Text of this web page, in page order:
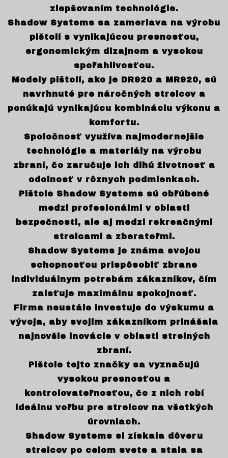
zlepšovaním technológie.
Shadow Systems sa zameriava na výrobu
pištolí s vynikajúcou presnosťou,
ergonomickým dizajnom a vysokou
spoľahlivosťou.
Modely pištolí, ako je DR920 a MR920, sú
navrhnuté pre náročných strelcov a
ponúkajú vynikajúcu kombináciu výkonu a
komfortu.
Spoločnosť využíva najmodernejšie
technológie a materiály na výrobu
zbraní, čo zaručuje ich dlhú životnosť a
odolnosť v rôznych podmienkach.
Pištole Shadow Systems sú obľúbené
medzi profesionálmi v oblasti
bezpečnosti, ale aj medzi rekreačnými
strelcami a zberateľmi.
Shadow Systems je známa svojou
schopnosťou prispôsobiť zbrane
individuálnym potrebám zákazníkov, čím
zaisťuje maximálnu spokojnosť.
Firma neustále investuje do výskumu a
vývoja, aby svojim zákazníkom prinášala
najnovšie inovácie v oblasti strelných
zbraní.
Pištole tejto značky sa vyznačujú
vysokou presnosťou a
kontrolovateľnosťou, čo z nich robí
ideálnu voľbu pre strelcov na všetkých
úrovniach.
Shadow Systems si získala dôveru
strelcov po celom svete a stala sa